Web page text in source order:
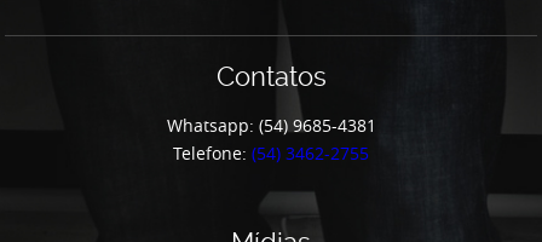
Contatos
Whatsapp: (54) 9685-4381
Telefone: (54) 3462-2755